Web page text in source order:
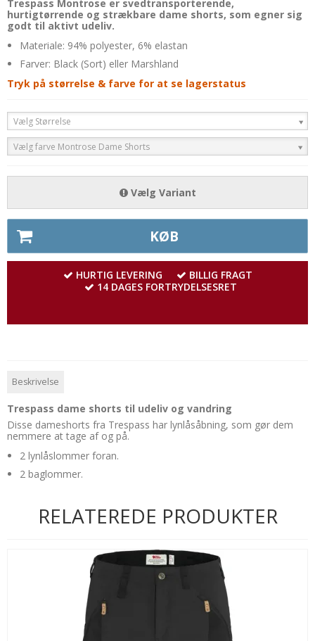
Trespass Montrose er svedtransporterende,
hurtigtørrende og strækbare dame shorts, som egner sig
godt til aktivt udeliv.
Materiale: 94% polyester, 6% elastan
Farver: Black (Sort) eller Marshland
Tryk på størrelse & farve for at se lagerstatus
Vælg Størrelse
Vælg farve Montrose Dame Shorts
Vælg Variant
KØB
HURTIG LEVERING
BILLIG FRAGT
14 DAGES FORTRYDELSESRET
Beskrivelse
Trespass dame shorts til udeliv og vandring
Disse dameshorts fra Trespass har lynlåsåbning, som gør dem
nemmere at tage af og på.
2 lynlåslommer foran.
2 baglommer.
RELATEREDE PRODUKTER